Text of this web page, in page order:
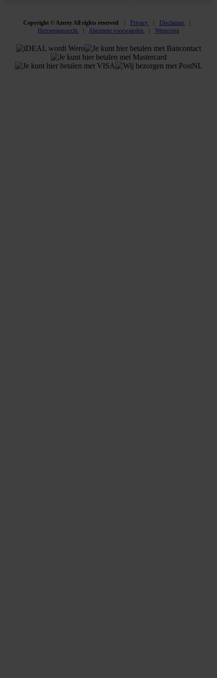
Copyright © Azerty All rights reserved Privacy
Disclaimer
Herroepingsrecht
Algemene voorwaarden Wetgeving